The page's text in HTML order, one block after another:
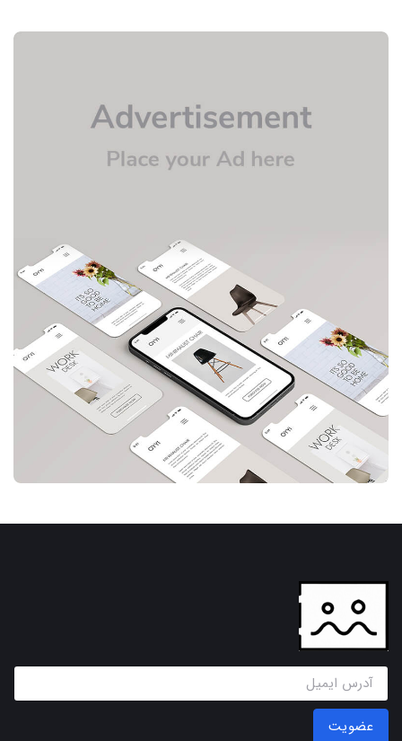
عضویت